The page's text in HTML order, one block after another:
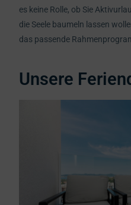
es keine Rolle, ob Sie
die Seele baumeln lassen
das passende
Unsere